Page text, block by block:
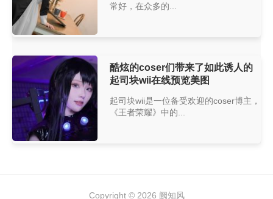
常好，在众多的...
酷炫的coser们带来了如此诱人的
起司块wii在线预览美图
起司块wii是一位备受欢迎的coser博主，
《王者荣耀》中的...
Copyright © 2026 阙知风